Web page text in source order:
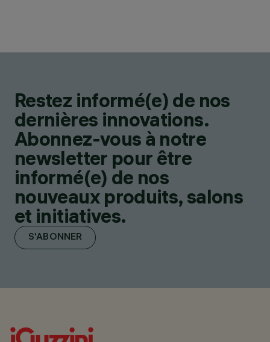
Restez informé(e) de nos
dernières innovations.
Abonnez-vous à notre
newsletter pour être
informé(e) de nos
nouveaux produits, salons
et initiatives.
S'ABONNER